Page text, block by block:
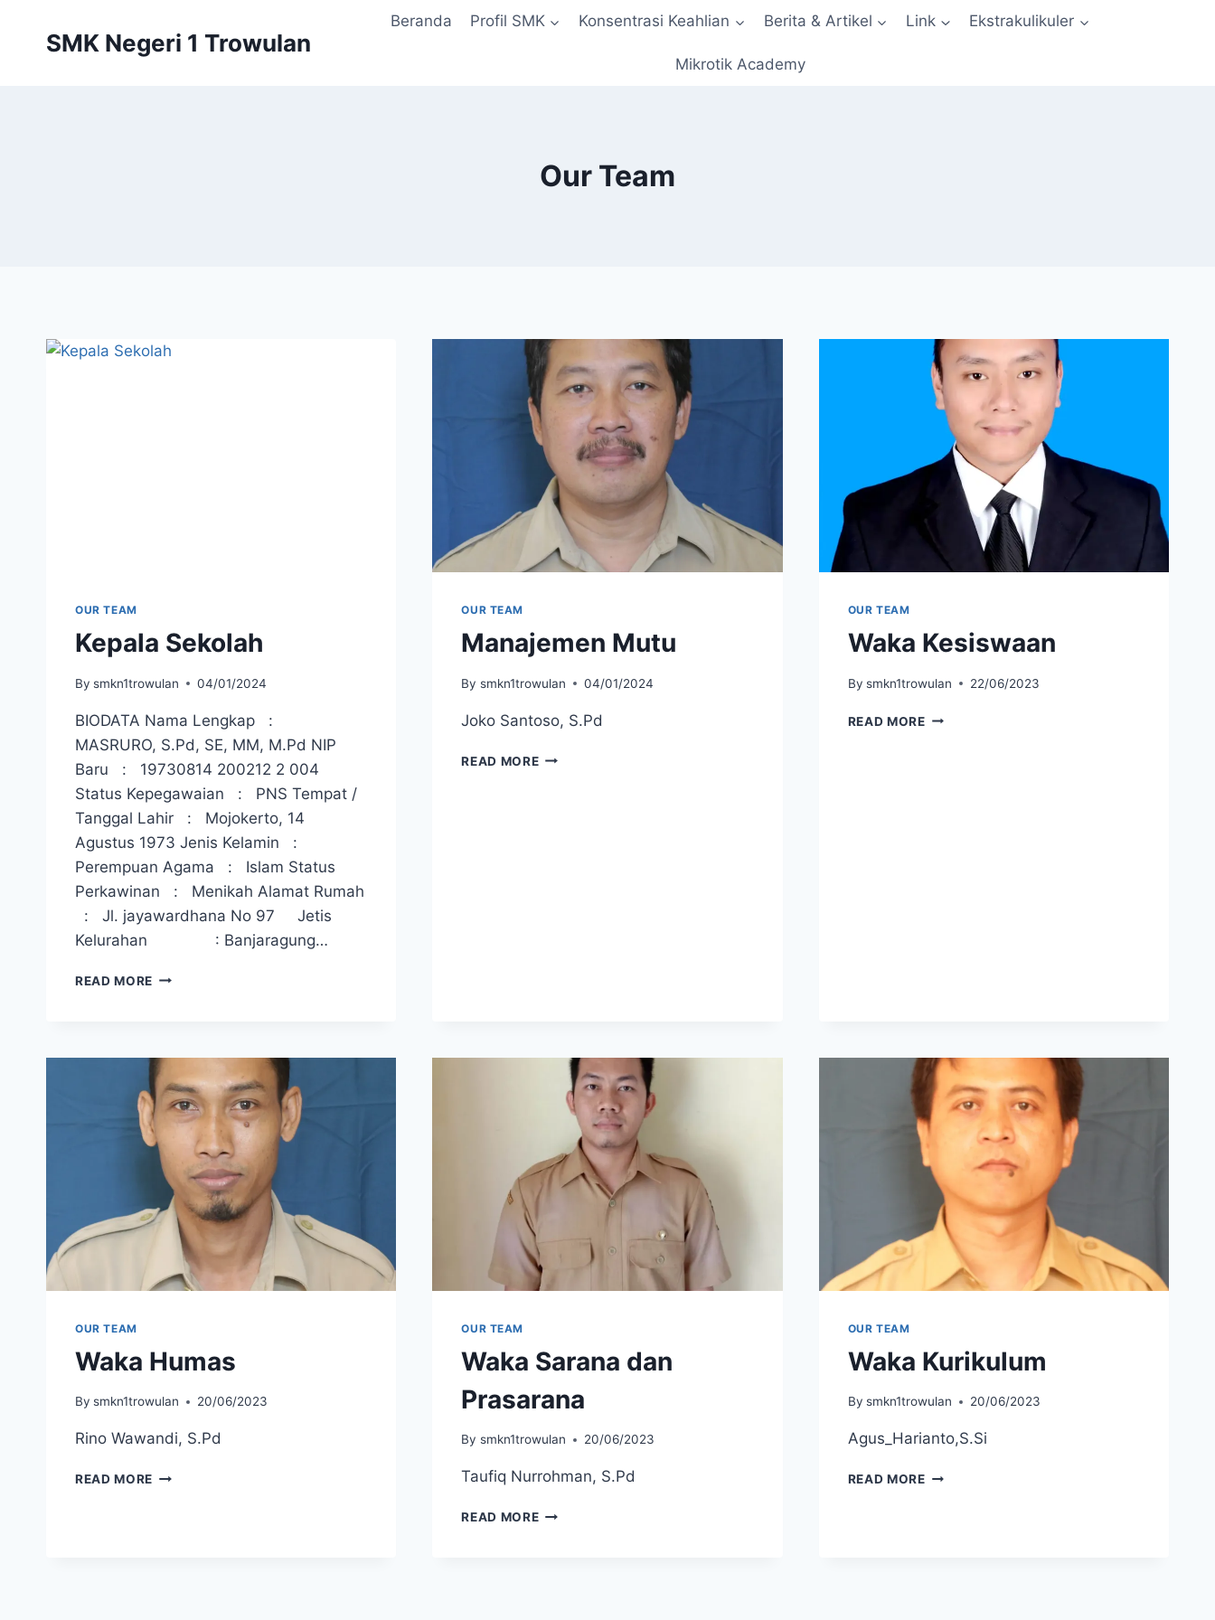
SMK Negeri 1 Trowulan
Beranda Profil SMK Konsentrasi Keahlian Berita & Artikel Link Ekstrakulikuler
Mikrotik Academy
Our Team
OUR TEAM
Kepala Sekolah
By smkn1trowulan 04/01/2024
BIODATA Nama Lengkap :
MASRURO, S.Pd, SE, MM, M.Pd NIP
Baru : 19730814 200212 2 004
Status Kepegawaian : PNS Tempat /
Tanggal Lahir : Mojokerto, 14
Agustus 1973 Jenis Kelamin :
Perempuan Agama : Islam Status
Perkawinan : Menikah Alamat Rumah
: Jl. jayawardhana No 97 Jetis
Kelurahan : Banjaragung…
READ MORE KEPALA
OUR TEAM
Manajemen Mutu
By smkn1trowulan 04/01/2024
Joko Santoso, S.Pd
READ MOREMANAJEMEN
OUR TEAM
Waka Kesiswaan
By smkn1trowulan 22/06/2023
READ MOREWAKA
OUR TEAM
Waka Humas
By smkn1trowulan 20/06/2023
Rino Wawandi, S.Pd
READ MORE WAKA
OUR TEAM
Waka Sarana dan
Prasarana
By smkn1trowulan 20/06/2023
Taufiq Nurrohman, S.Pd
READ MOREWAKA
OUR TEAM
Waka Kurikulum
By smkn1trowulan 20/06/2023
Agus_Harianto,S.Si
READ MOREWAKA